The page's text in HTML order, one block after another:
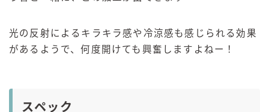
光の反射によるキラキラ感や冷涼感も感じられる効果
があるようで、何度開けても興奮しますよねー！
スペック